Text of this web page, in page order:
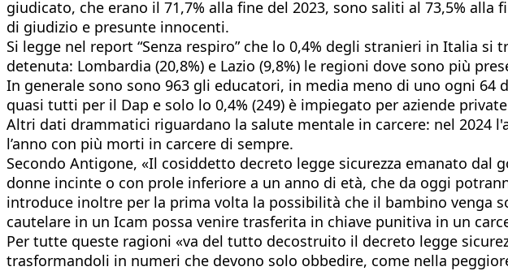
giudicato, che erano il 71,7% alla fine del 2023, sono saliti al 73,5%
di giudizio e presunte innocenti.
Si legge nel report “Senza respiro” che lo 0,4% degli stranieri in Italia
detenuta: Lombardia (20,8%) e Lazio (9,8%) le regioni dove sono più
In generale sono sono 963 gli educatori, in media meno di uno ogni
quasi tutti per il Dap e solo lo 0,4% (249) è impiegato per aziende
Altri dati drammatici riguardano la salute mentale in carcere: nel 2024
l’anno con più morti in carcere di sempre.
Secondo Antigone, «Il cosiddetto decreto legge sicurezza emanato
donne incinte o con prole inferiore a un anno di età, che da oggi
introduce inoltre per la prima volta la possibilità che il bambino venga
cautelare in un Icam possa venire trasferita in chiave punitiva in un
Per tutte queste ragioni «va del tutto decostruito il decreto legge
trasformandoli in numeri che devono solo obbedire, come nella